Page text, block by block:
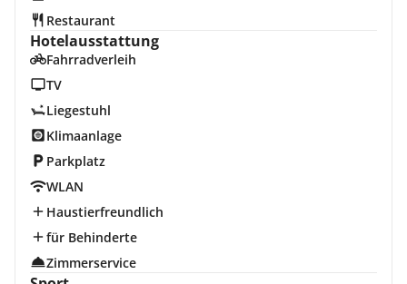
Restaurant
Hotelausstattung
Fahrradverleih
TV
Liegestuhl
Klimaanlage
Parkplatz
WLAN
Haustierfreundlich
für Behinderte
Zimmerservice